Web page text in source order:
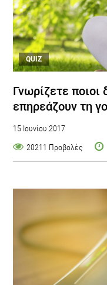
QUIZ
Γνωρίζετε ποιοι
επηρεάζουν τη
15 Ιουνίου 2017
20211 Προβολές